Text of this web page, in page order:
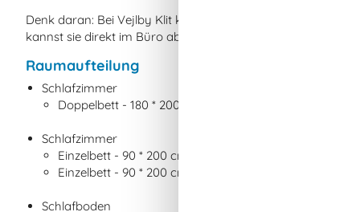
Denk daran: Bei Vejlby Klit kannst du jederzeit Bollerwagen,
kannst sie direkt im Büro abholen und nach dem Urlaub
Raumaufteilung
Schlafzimmer
Doppelbett - 180 * 200 cm
Schlafzimmer
Einzelbett - 90 * 200 cm
Einzelbett - 90 * 200 cm
Schlafboden